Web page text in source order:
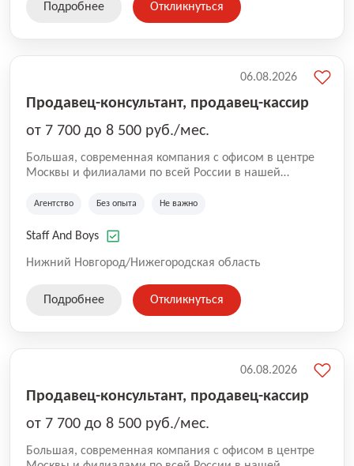
Подробнее Откликнуться
Продавец-консультант, продавец-кассир
от 7 700 до 8 500 руб./мес.
Большая, современная компания с офисом в центре
Москвы и филиалами по всей России в нашей
Аутстаффинг и Аутсорсинг персонала. В компании
вакансии, где не требуется опыт. Оставляйте заявку
Агентство Без опыта Не важно
Staff And Boys
Нижний Новгород/Нижегородская область
06.08.2026
Подробнее Откликнуться
Продавец-консультант, продавец-кассир
от 7 700 до 8 500 руб./мес.
Большая, современная компания с офисом в центре
06.08.2026